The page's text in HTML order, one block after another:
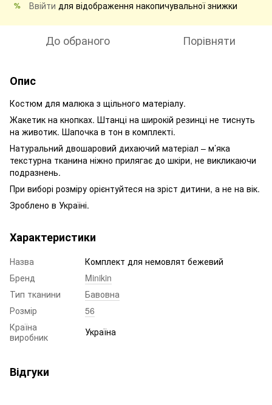
% Ввійти для відображення накопичувальної знижки
До обраного Порівняти
Опис
Костюм для малюка з щільного матеріалу.
Жакетик на кнопках. Штанці на широкій резинці не тиснуть
на животик. Шапочка в тон в комплекті.
Натуральний двошаровий дихаючий матеріал – м’яка
текстурна тканина ніжно прилягає до шкіри, не викликаючи
подразнень.
При виборі розміру орієнтуйтеся на зріст дитини, а не на вік.
Зроблено в Україні.
Характеристики
Назва
Комплект для немовлят бежевий
Бренд
Minikin
Тип тканини
Бавовна
Розмір
56
Країна
виробник
Україна
Відгуки